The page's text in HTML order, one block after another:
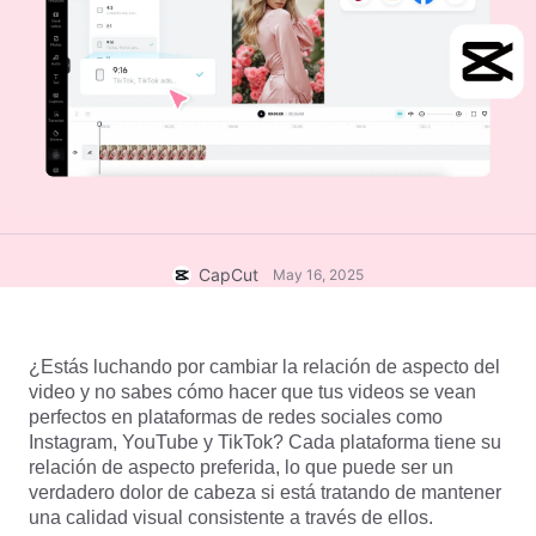
Texto y audio
Subtítulos automáticos
Plantillas de subtítulos
Mejora de voz
Reducción de ruido
Imagen
Marketing
Estilo de vida y vlogs
Diseño personalizado
Más
Tendencias del mercado
Selección popular
Consejos y tendencias de plantillas
Más
Plantillas para sectores
Plantillas de resumen
Centro de confianza
Centro de ayuda
Información sobre los Términos del Servicio de CapCut
Dreamina Seedance 2.0 Launch
Abrir CapCut
CapCut May 16, 2025
¿Estás luchando por cambiar la relación de aspecto del
video y no sabes cómo hacer que tus videos se vean
perfectos en plataformas de redes sociales como
Instagram, YouTube y TikTok? Cada plataforma tiene su
relación de aspecto preferida, lo que puede ser un
verdadero dolor de cabeza si está tratando de mantener
una calidad visual consistente a través de ellos.